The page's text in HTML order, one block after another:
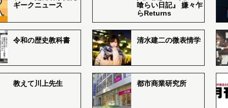
ギークニュース
喰らい日記』 嫌々乍
らReturns
令和の歴史教科書 清水建二の微表情学
教えて川上先生 都市商業研究所